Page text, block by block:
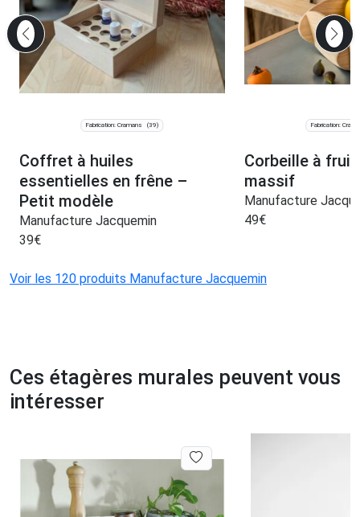
Fabrication: Cramans (39)
Coffret à huiles
essentielles en frêne –
Petit modèle
Manufacture Jacquemin
39€
Fabrication:
Corbeille à
massif
Manufacture
49€
Voir les 120 produits Manufacture Jacquemin
Ces étagères murales peuvent vous
intéresser